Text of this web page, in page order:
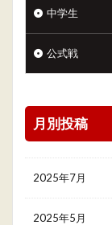
中学生
公式戦
月別投稿
2025年7月
2025年5月